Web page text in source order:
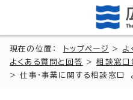
現在の位置： トップページ > よ
よくある質問と回答
>相談窓口
> 仕事・事業に関する相談窓口